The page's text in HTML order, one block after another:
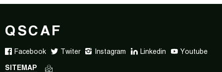
QSCAF
Facebook Twiter Instagram Linkedin Youtube
SITEMAP